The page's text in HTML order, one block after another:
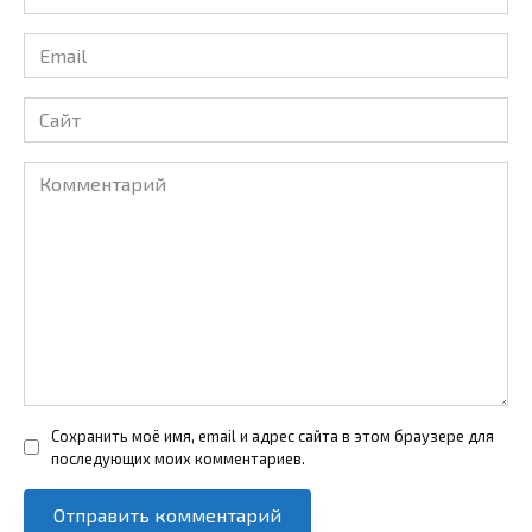
*
Email
*
Сайт
Комментарий
Сохранить моё имя, email и адрес сайта в этом браузере для
последующих моих комментариев.